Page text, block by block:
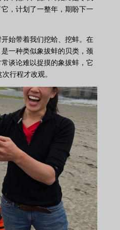
，计划了一整年，期盼下一
始带着我们挖蛤、挖蚌。在
一种类似象拔蚌的贝类，颈
谈论难以捉摸的象拔蚌，它
行程才改观。